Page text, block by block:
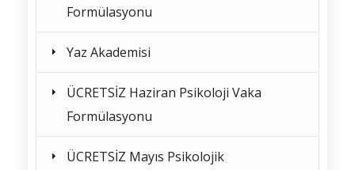
Formülasyonu
Yaz Akademisi
ÜCRETSİZ Haziran Psikoloji Vaka
Formülasyonu
ÜCRETSİZ Mayıs Psikolojik